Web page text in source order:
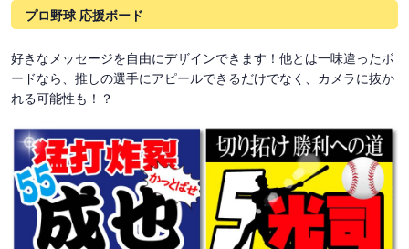
プロ野球 応援ボード
好きなメッセージを自由にデザインできます！他とは一味違ったボ
ードなら、推しの選手にアピールできるだけでなく、カメラに抜か
れる可能性も！？